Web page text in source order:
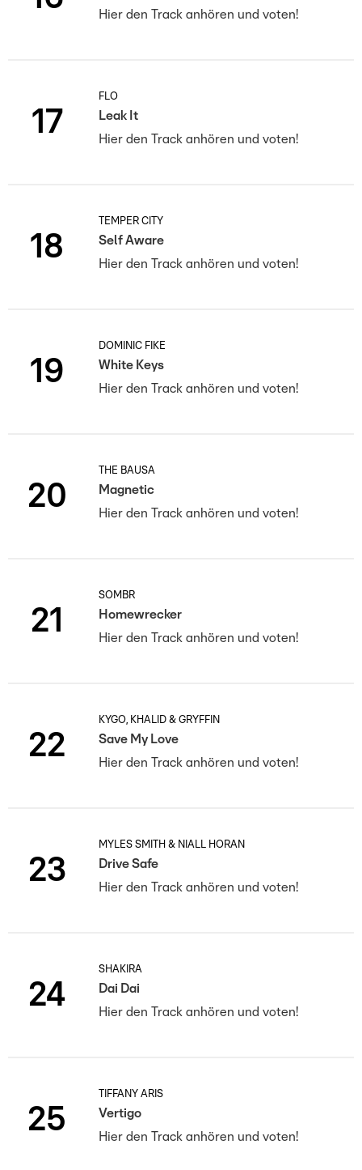
Hier den Track anhören und voten!
17
FLO
Leak It
Hier den Track anhören und voten!
18
TEMPER CITY
Self Aware
Hier den Track anhören und voten!
19
DOMINIC FIKE
White Keys
Hier den Track anhören und voten!
20
THE BAUSA
Magnetic
Hier den Track anhören und voten!
21
SOMBR
Homewrecker
Hier den Track anhören und voten!
22
KYGO, KHALID & GRYFFIN
Save My Love
Hier den Track anhören und voten!
23
MYLES SMITH & NIALL HORAN
Drive Safe
Hier den Track anhören und voten!
24
SHAKIRA
Dai Dai
Hier den Track anhören und voten!
25
TIFFANY ARIS
Vertigo
Hier den Track anhören und voten!